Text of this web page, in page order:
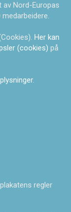
av Nord-Europas
Her kan
(cookies) på
.
regler